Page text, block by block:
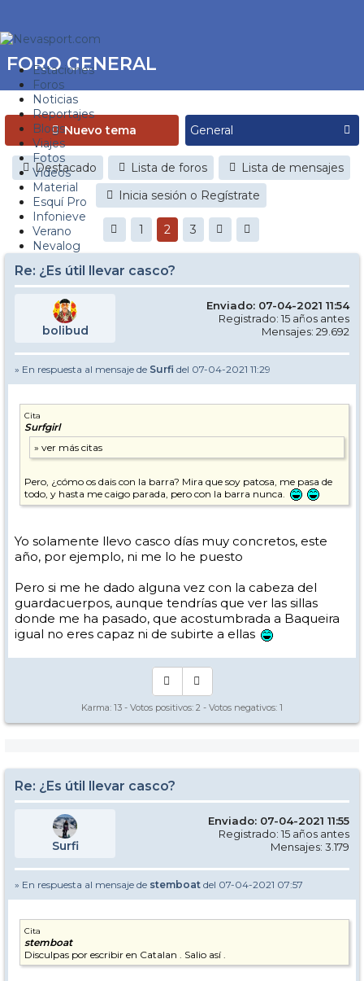
Estaciones
Foros
Noticias
Reportajes
Blogs
Viajes
Fotos
Videos
Material
Esquí Pro
Infonieve
Verano
Nevalog
FORO GENERAL
Nuevo tema
Destacado Lista de foros
Lista de mensajes
Inicia sesión o Regístrate
1 2 3
Re: ¿Es útil llevar casco?
bolibud
Enviado: 07-04-2021 11:54
Registrado: 15 años antes
Mensajes: 29.692
» En respuesta al mensaje de Surfi del 07-04-2021 11:29
Cita
Surfgirl
Pero, ¿cómo os dais con la barra? Mira que soy patosa, me pasa de
todo, y hasta me caigo parada, pero con la barra nunca.
Yo solamente llevo casco días muy concretos, este
año, por ejemplo, ni me lo he puesto
Pero si me he dado alguna vez con la cabeza del
guardacuerpos, aunque tendrías que ver las sillas
donde me ha pasado, que acostumbrada a Baqueira
igual no eres capaz ni de subirte a ellas
Karma: 13 - Votos positivos: 2 - Votos negativos: 1
Re: ¿Es útil llevar casco?
Surfi
Enviado: 07-04-2021 11:55
Registrado: 15 años antes
Mensajes: 3.179
» En respuesta al mensaje de stemboat del 07-04-2021 07:57
Cita
stemboat
Disculpas por escribir en Catalan . Salio así .